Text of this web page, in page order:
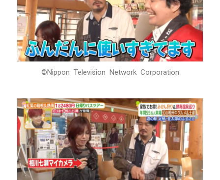
©Nippon Television Network Corporation